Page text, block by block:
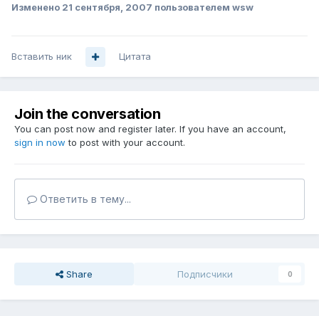
Изменено 21 сентября, 2007 пользователем wsw
Вставить ник Цитата
Join the conversation
You can post now and register later. If you have an account,
sign in now to post with your account.
Ответить в тему...
Share Подписчики 0